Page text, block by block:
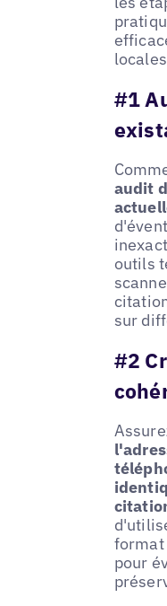
#1
audit
outils
sur
#2
format
pour